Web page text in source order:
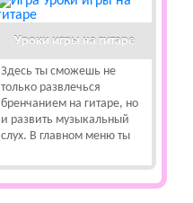
Уроки игры на гитаре
Здесь ты сможешь не
только развлечься
бренчанием на гитаре, но
и развить музыкальный
слух. В главном меню ты